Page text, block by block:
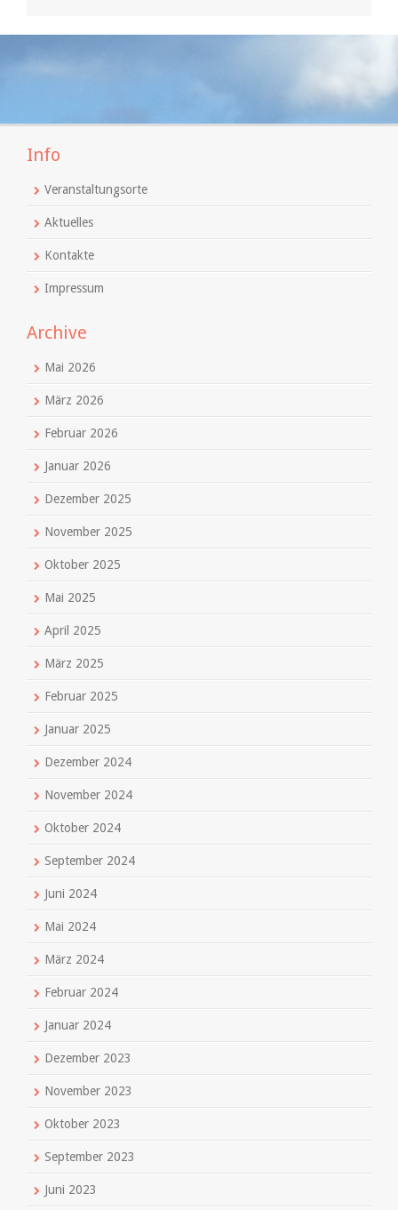
Info
Veranstaltungsorte
Aktuelles
Kontakte
Impressum
Archive
Mai 2026
März 2026
Februar 2026
Januar 2026
Dezember 2025
November 2025
Oktober 2025
Mai 2025
April 2025
März 2025
Februar 2025
Januar 2025
Dezember 2024
November 2024
Oktober 2024
September 2024
Juni 2024
Mai 2024
März 2024
Februar 2024
Januar 2024
Dezember 2023
November 2023
Oktober 2023
September 2023
Juni 2023